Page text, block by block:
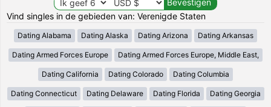
Vind singles in de gebieden van: Verenigde Staten
Dating Alabama Dating Alaska Dating Arizona Dating Arkansas
Dating Armed Forces Europe Dating Armed Forces Europe, Middle East,
Dating California Dating Colorado Dating Columbia
Dating Connecticut Dating Delaware Dating Florida Dating Georgia